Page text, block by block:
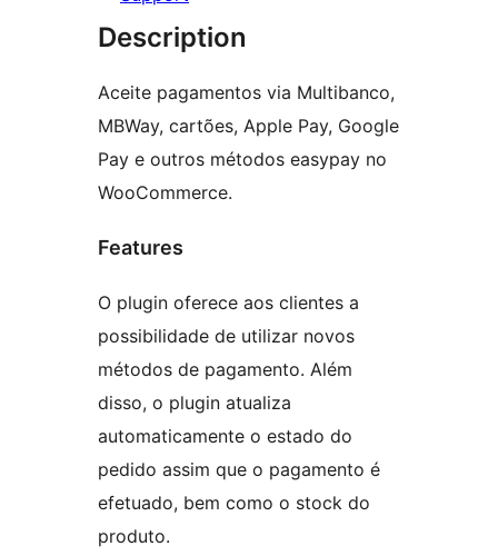
Description
Aceite pagamentos via Multibanco,
MBWay, cartões, Apple Pay, Google
Pay e outros métodos easypay no
WooCommerce.
Features
O plugin oferece aos clientes a
possibilidade de utilizar novos
métodos de pagamento. Além
disso, o plugin atualiza
automaticamente o estado do
pedido assim que o pagamento é
efetuado, bem como o stock do
produto.